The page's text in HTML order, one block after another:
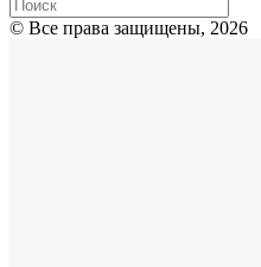
© Все права защищены, 2026